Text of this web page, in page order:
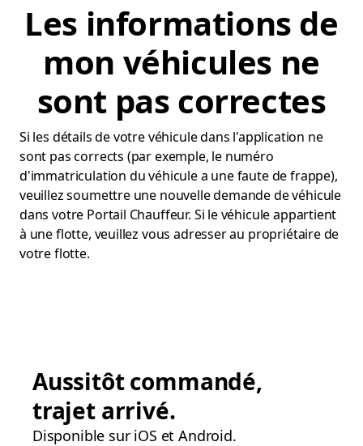
Les informations de
mon véhicules ne
sont pas correctes
Si les détails de votre véhicule dans l'application ne
sont pas corrects (par exemple, le numéro
d'immatriculation du véhicule a une faute de frappe),
veuillez soumettre une nouvelle demande de véhicule
dans votre Portail Chauffeur. Si le véhicule appartient
à une flotte, veuillez vous adresser au propriétaire de
votre flotte.
Aussitôt commandé,
trajet arrivé.
Disponible sur iOS et Android.